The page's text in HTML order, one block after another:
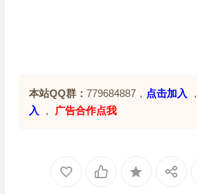
本站QQ群： 779684887， 点击加入 ，
入
， 广告合作点我